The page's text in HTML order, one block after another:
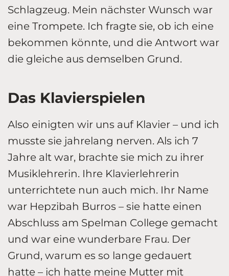
Schlagzeug. Mein nächster Wunsch war
eine Trompete. Ich fragte sie, ob ich eine
bekommen könnte, und die Antwort war
die gleiche aus demselben Grund.
Das Klavierspielen
Also einigten wir uns auf Klavier – und ich
musste sie jahrelang nerven. Als ich 7
Jahre alt war, brachte sie mich zu ihrer
Musiklehrerin. Ihre Klavierlehrerin
unterrichtete nun auch mich. Ihr Name
war Hepzibah Burros – sie hatte einen
Abschluss am Spelman College gemacht
und war eine wunderbare Frau. Der
Grund, warum es so lange gedauert
hatte – ich hatte meine Mutter mit